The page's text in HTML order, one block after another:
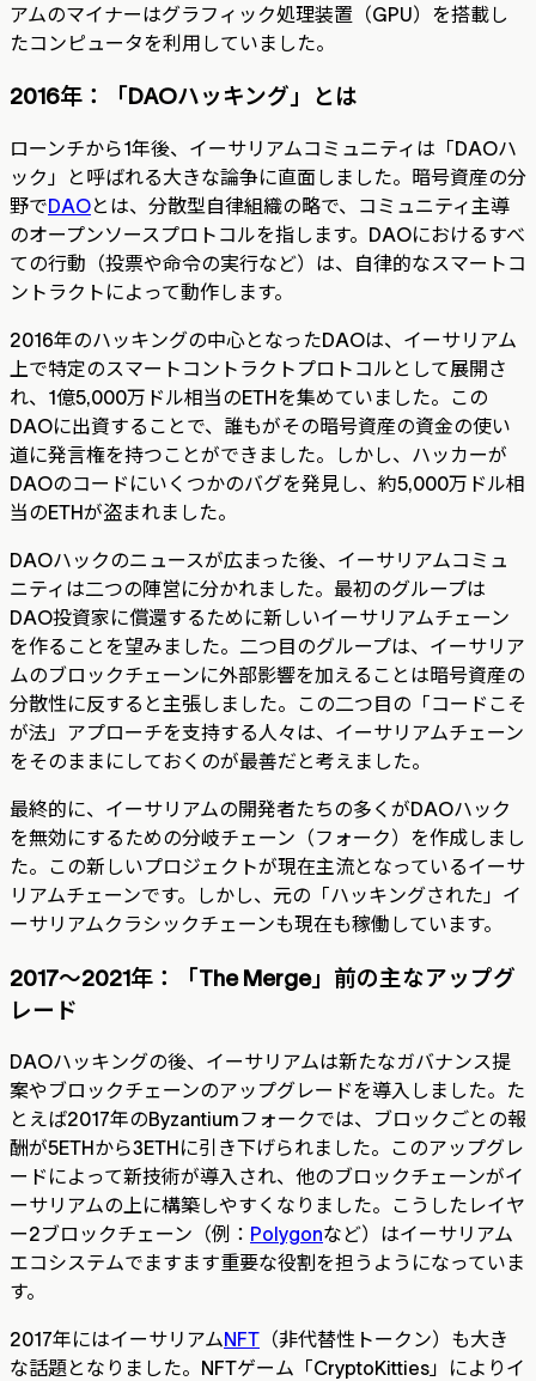
アムのマイナーはグラフィック処理装置（GPU）を搭載し
たコンピュータを利用していました。
2016年：「DAOハッキング」とは
ローンチから1年後、イーサリアムコミュニティは「DAOハ
ック」と呼ばれる大きな論争に直面しました。暗号資産の分
野でDAOとは、分散型自律組織の略で、コミュニティ主導
のオープンソースプロトコルを指します。DAOにおけるすべ
ての行動（投票や命令の実行など）は、自律的なスマートコ
ントラクトによって動作します。
2016年のハッキングの中心となったDAOは、イーサリアム
上で特定のスマートコントラクトプロトコルとして展開さ
れ、1億5,000万ドル相当のETHを集めていました。この
DAOに出資することで、誰もがその暗号資産の資金の使い
道に発言権を持つことができました。しかし、ハッカーが
DAOのコードにいくつかのバグを発見し、約5,000万ドル相
当のETHが盗まれました。
DAOハックのニュースが広まった後、イーサリアムコミュ
ニティは二つの陣営に分かれました。最初のグループは
DAO投資家に償還するために新しいイーサリアムチェーン
を作ることを望みました。二つ目のグループは、イーサリア
ムのブロックチェーンに外部影響を加えることは暗号資産の
分散性に反すると主張しました。この二つ目の「コードこそ
が法」アプローチを支持する人々は、イーサリアムチェーン
をそのままにしておくのが最善だと考えました。
最終的に、イーサリアムの開発者たちの多くがDAOハック
を無効にするための分岐チェーン（フォーク）を作成しまし
た。この新しいプロジェクトが現在主流となっているイーサ
リアムチェーンです。しかし、元の「ハッキングされた」イ
ーサリアムクラシックチェーンも現在も稼働しています。
2017～2021年：「The Merge」前の主なアップグ
レード
DAOハッキングの後、イーサリアムは新たなガバナンス提
案やブロックチェーンのアップグレードを導入しました。た
とえば2017年のByzantiumフォークでは、ブロックごとの報
酬が5ETHから3ETHに引き下げられました。このアップグレ
ードによって新技術が導入され、他のブロックチェーンがイ
ーサリアムの上に構築しやすくなりました。こうしたレイヤ
ー2ブロックチェーン（例： Polygonなど）はイーサリアム
エコシステムでますます重要な役割を担うようになっていま
す。
2017年にはイーサリアムNFT （非代替性トークン）も大き
な話題となりました。NFTゲーム「CryptoKitties」によりイ